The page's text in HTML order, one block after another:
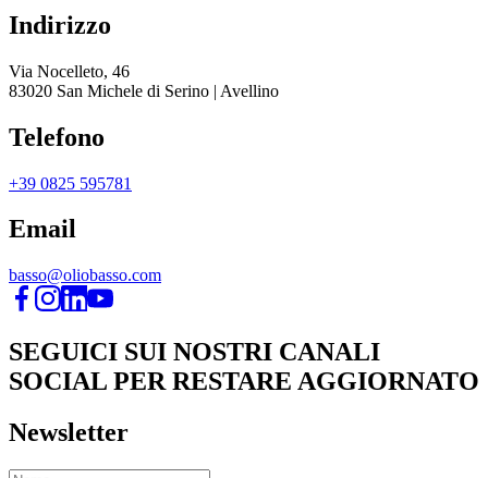
Indirizzo
Via Nocelleto, 46
83020 San Michele di Serino | Avellino
Telefono
+39 0825 595781
Email
basso@oliobasso.com
SEGUICI SUI NOSTRI CANALI
SOCIAL PER RESTARE AGGIORNATO
Newsletter